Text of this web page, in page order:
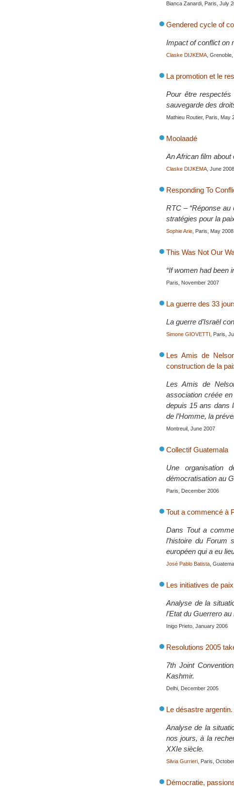
Bianca Zanardi, Paris, July
Gendered cycle of
Impact of conflict on
Claske DIJKEMA ,
La promotion et le
Pour être respectés
sauvegarde des
Mathieu Routier, Paris, May
Moolaadé
An African film about
Claske DIJKEMA , June 2008
Responding To
RTC – “Réponse au
stratégies pour la
Sophie Arie , Paris, May 2008
This Was Not Our
“If women had been
Paris, November 2007
La guerre des 33
La guerre d’Israël
Simone GIOVETTI , Paris,
Les Amis de
construction de la
Les Amis de
association créée
depuis 15 ans dans
de l’Homme, la
Montreuil, June 2007
Collectif Guatemala
Une organisation
démocratisation au
Paris, December 2006
Tout a commencé à
Dans Tout a
l’histoire du Forum
européen qui a eu
José Pablo Batista ,
Les initiatives de
Analyse de la
l’Etat du Guerrero
Inigo Prieto, January 2006
Resolutions 2005
7th Joint
Kashmir.
Delhi, December 2005
Le désastre
Analyse de la
nos jours, à la
XXIe siècle.
Silvia Gurrieri , Paris,
Démocratie,